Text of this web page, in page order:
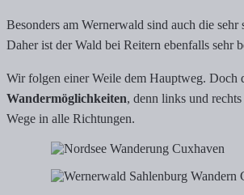
Besonders am Wernerwald sind auch die sehr
Daher ist der Wald bei Reitern ebenfalls sehr
Wir folgen einer Weile dem Hauptweg. Doch
Wandermöglichkeiten, denn links und
Wege in alle Richtungen.